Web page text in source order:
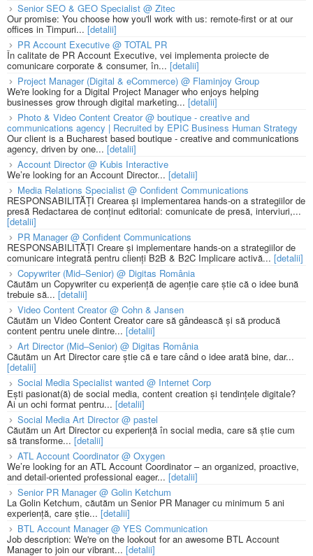
Senior SEO & GEO Specialist @ Zitec
Our promise: You choose how you'll work with us: remote-first or at our
offices in Timpuri... [detalii]
PR Account Executive @ TOTAL PR
În calitate de PR Account Executive, vei implementa proiecte de
comunicare corporate & consumer, în... [detalii]
Project Manager (Digital & eCommerce) @ Flaminjoy Group
We're looking for a Digital Project Manager who enjoys helping
businesses grow through digital marketing... [detalii]
Photo & Video Content Creator @ boutique - creative and
communications agency | Recruited by EPIC Business Human Strategy
Our client is a Bucharest based boutique - creative and communications
agency, driven by one... [detalii]
Account Director @ Kubis Interactive
We’re looking for an Account Director... [detalii]
Media Relations Specialist @ Confident Communications
RESPONSABILITĂȚI Crearea și implementarea hands-on a strategiilor de
presă Redactarea de conținut editorial: comunicate de presă, interviuri,...
[detalii]
PR Manager @ Confident Communications
RESPONSABILITĂȚI Creare și implementare hands-on a strategiilor de
comunicare integrată pentru clienți B2B & B2C Implicare activă... [detalii]
Copywriter (Mid–Senior) @ Digitas România
Căutăm un Copywriter cu experiență de agenție care știe că o idee bună
trebuie să... [detalii]
Video Content Creator @ Cohn & Jansen
Căutăm un Video Content Creator care să gândească și să producă
content pentru unele dintre... [detalii]
Art Director (Mid–Senior) @ Digitas România
Căutăm un Art Director care știe că e tare când o idee arată bine, dar...
[detalii]
Social Media Specialist wanted @ Internet Corp
Ești pasionat(ă) de social media, content creation și tendințele digitale?
Ai un ochi format pentru... [detalii]
Social Media Art Director @ pastel
Căutăm un Art Director cu experiență în social media, care să știe cum
să transforme... [detalii]
ATL Account Coordinator @ Oxygen
We’re looking for an ATL Account Coordinator – an organized, proactive,
and detail-oriented professional eager... [detalii]
Senior PR Manager @ Golin Ketchum
La Golin Ketchum, căutăm un Senior PR Manager cu minimum 5 ani
experiență, care știe... [detalii]
BTL Account Manager @ YES Communication
Job description: We're on the lookout for an awesome BTL Account
Manager to join our vibrant... [detalii]